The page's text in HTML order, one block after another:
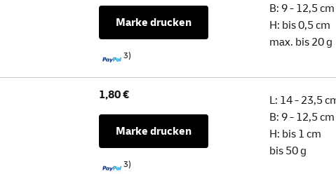
Marke drucken
3)
B: 9 - 12,5 cm
H: bis 0,5 cm
max. bis 20 g
1,80 €
Marke drucken
3)
L: 14 - 23,5
B: 9 - 12,5 cm
H: bis 1 cm
bis 50 g